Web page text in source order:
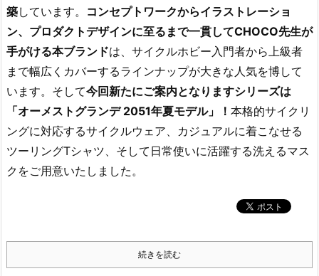
築しています。 コンセプトワークからイラストレーショ
ン、プロダクトデザインに至るまで一貫してCHOCO先生が
手がける本ブランドは、サイクルホビー入門者から上級者
まで幅広くカバーするラインナップが大きな人気を博して
います。そして今回新たにご案内となりますシリーズは
「オーメストグランデ 2051年夏モデル」！ 本格的サイクリ
ングに対応するサイクルウェア、カジュアルに着こなせる
ツーリングTシャツ、そして日常使いに活躍する洗えるマス
クをご用意いたしました。
続きを読む